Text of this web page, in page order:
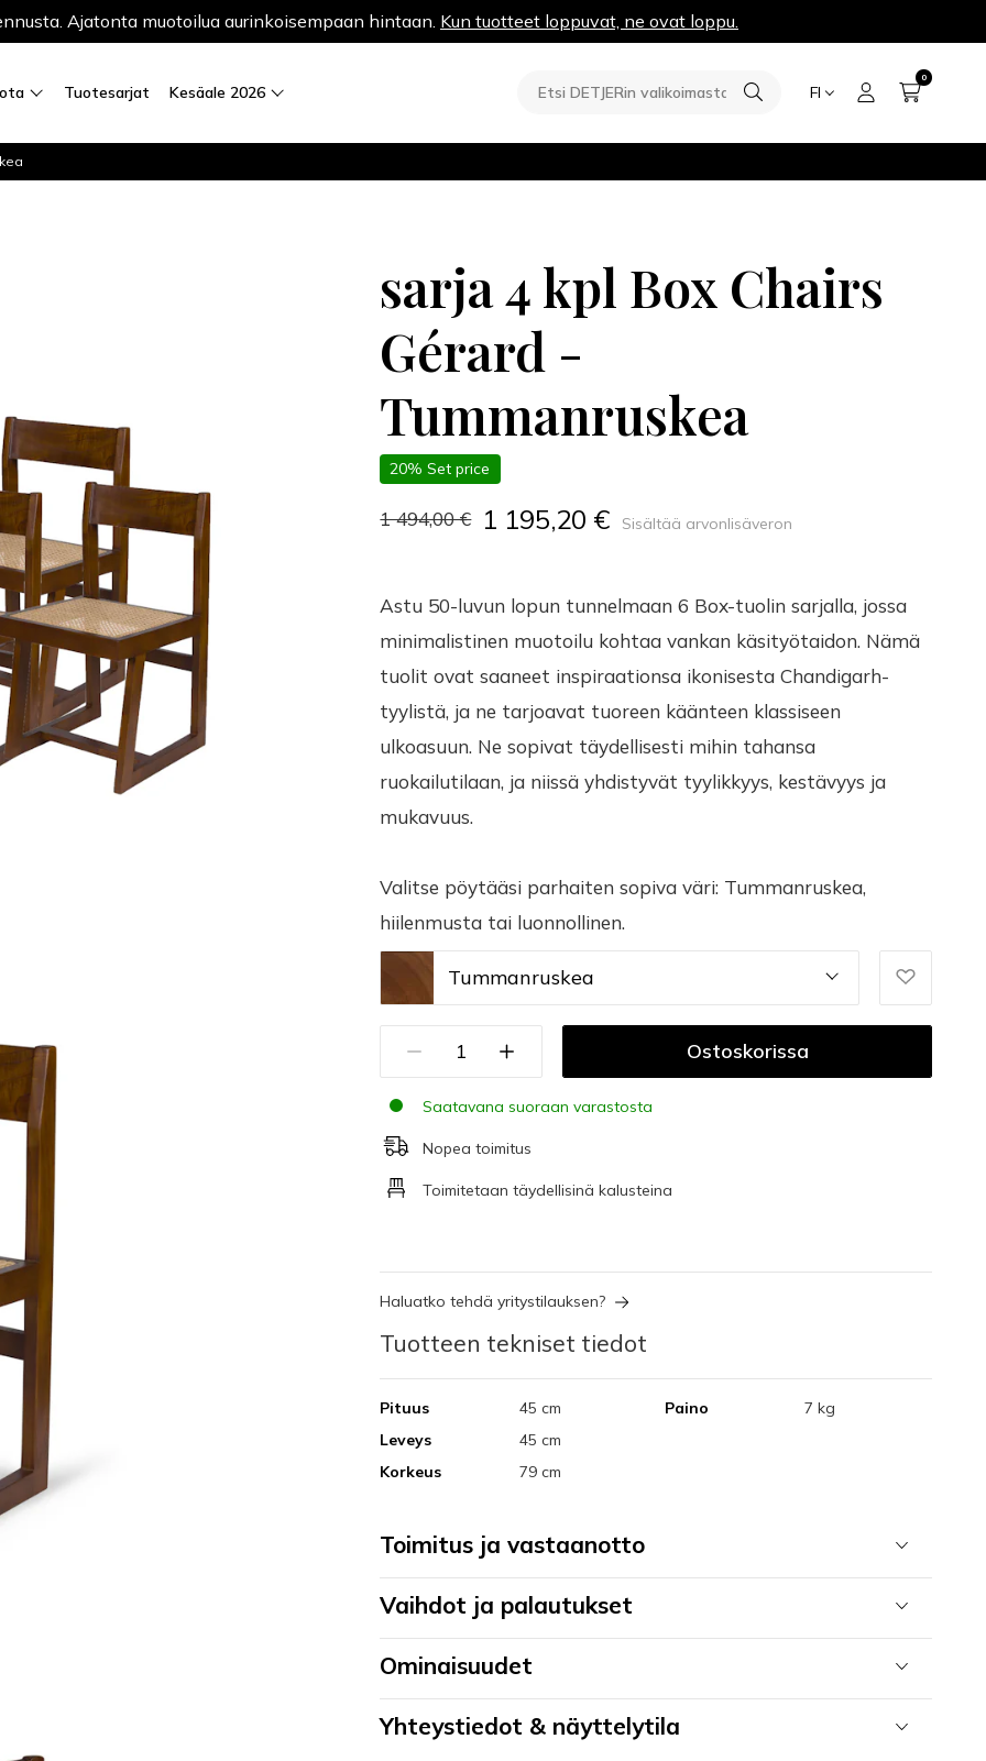
Ajatonta muotoilua aurinkoisempaan hintaan. Kun tuotteet loppuvat, ne ovat loppu.
Tuotesarjat Kesäale 2026 FI
0
sarja 4 kpl Box Chairs
Gérard -
Tummanruskea
20% Set price
1 494,00 € 1 195,20 € Sisältää arvonlisäveron
Astu 50-luvun lopun tunnelmaan 6 Box-tuolin sarjalla, jossa
minimalistinen muotoilu kohtaa vankan käsityötaidon. Nämä
tuolit ovat saaneet inspiraationsa ikonisesta Chandigarh-
tyylistä, ja ne tarjoavat tuoreen käänteen klassiseen
ulkoasuun. Ne sopivat täydellisesti mihin tahansa
ruokailutilaan, ja niissä yhdistyvät tyylikkyys, kestävyys ja
mukavuus.
Valitse pöytääsi parhaiten sopiva väri: Tummanruskea,
hiilenmusta tai luonnollinen.
Tummanruskea
Ostoskorissa
Saatavana suoraan varastosta
Nopea toimitus
Toimitetaan täydellisinä kalusteina
Haluatko tehdä yritystilauksen?
Tuotteen tekniset tiedot
Pituus
45 cm
Leveys
45 cm
Korkeus
79 cm
Paino 7 kg
Toimitus ja vastaanotto
Vaihdot ja palautukset
Ominaisuudet
Yhteystiedot & näyttelytila